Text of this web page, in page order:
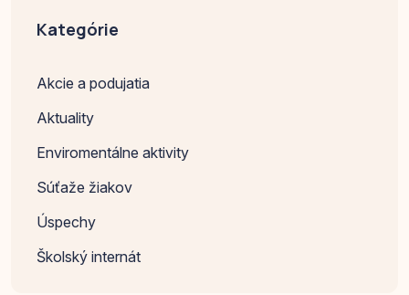
Kategórie
Akcie a podujatia
Aktuality
Enviromentálne aktivity
Súťaže žiakov
Úspechy
Školský internát